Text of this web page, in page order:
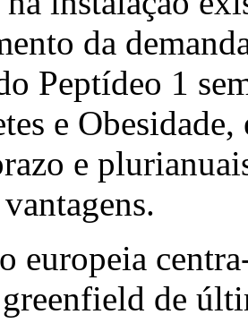
da
Peptídeo 1
e
e
europeia
de